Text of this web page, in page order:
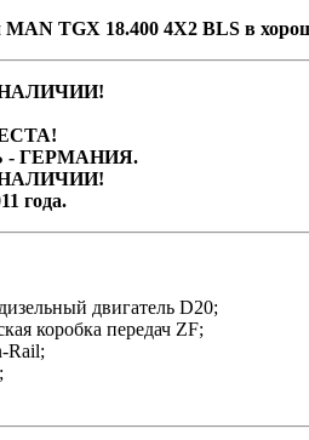
TGX 18.400 4Х2 BLS в
- ГЕРМАНИЯ.
года.
двигатель D20;
коробка передач ZF;
Rail;